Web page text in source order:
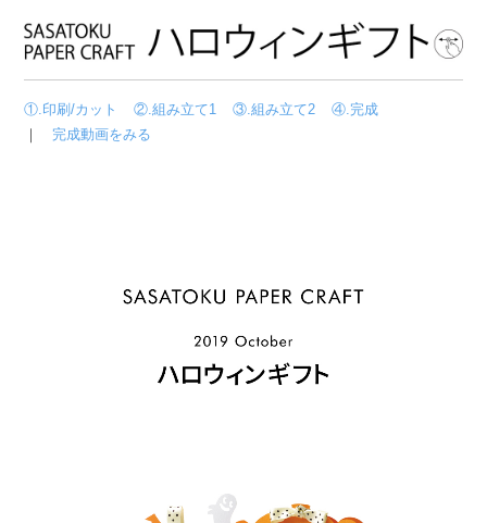
①.印刷/カット ②.組み立て1 ③.組み立て2
④.完成
｜ 完成動画をみる